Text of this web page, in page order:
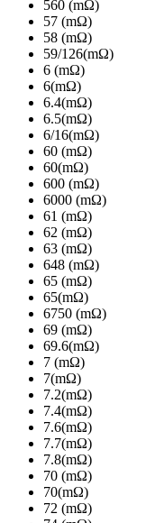
560 (mΩ)
57 (mΩ)
58 (mΩ)
59/126(mΩ)
6 (mΩ)
6(mΩ)
6.4(mΩ)
6.5(mΩ)
6/16(mΩ)
60 (mΩ)
60(mΩ)
600 (mΩ)
6000 (mΩ)
61 (mΩ)
62 (mΩ)
63 (mΩ)
648 (mΩ)
65 (mΩ)
65(mΩ)
6750 (mΩ)
69 (mΩ)
69.6(mΩ)
7 (mΩ)
7(mΩ)
7.2(mΩ)
7.4(mΩ)
7.6(mΩ)
7.7(mΩ)
7.8(mΩ)
70 (mΩ)
70(mΩ)
72 (mΩ)